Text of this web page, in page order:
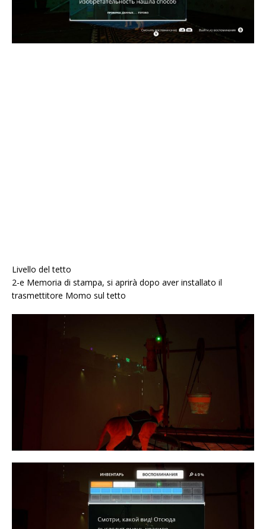
Livello del tetto
2-e Memoria di stampa, si aprirà dopo aver installato il
trasmettitore Momo sul tetto